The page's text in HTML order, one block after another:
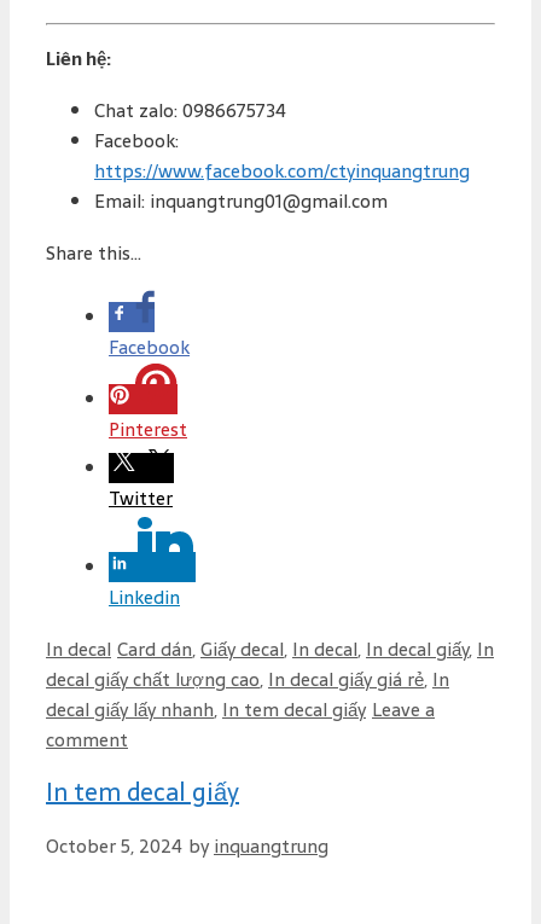
Liên hệ:
Chat zalo: 0986675734
Facebook:
https://www.facebook.com/ctyinquangtrung
Email: inquangtrung01@gmail.com
Share this...
Facebook
Pinterest
Twitter
Linkedin
C
a
t
e
o
i
In decal T
a
g
s
Card dán,Giấy decal, In decal, In decal giấy, In
decal giấy chất lượng cao, In decal giấy giá rẻ, In
decal giấy lấy nhanh, In tem decal giấy Leave a
comment
In tem decal giấy
October 5, 2024 by inquangtrung